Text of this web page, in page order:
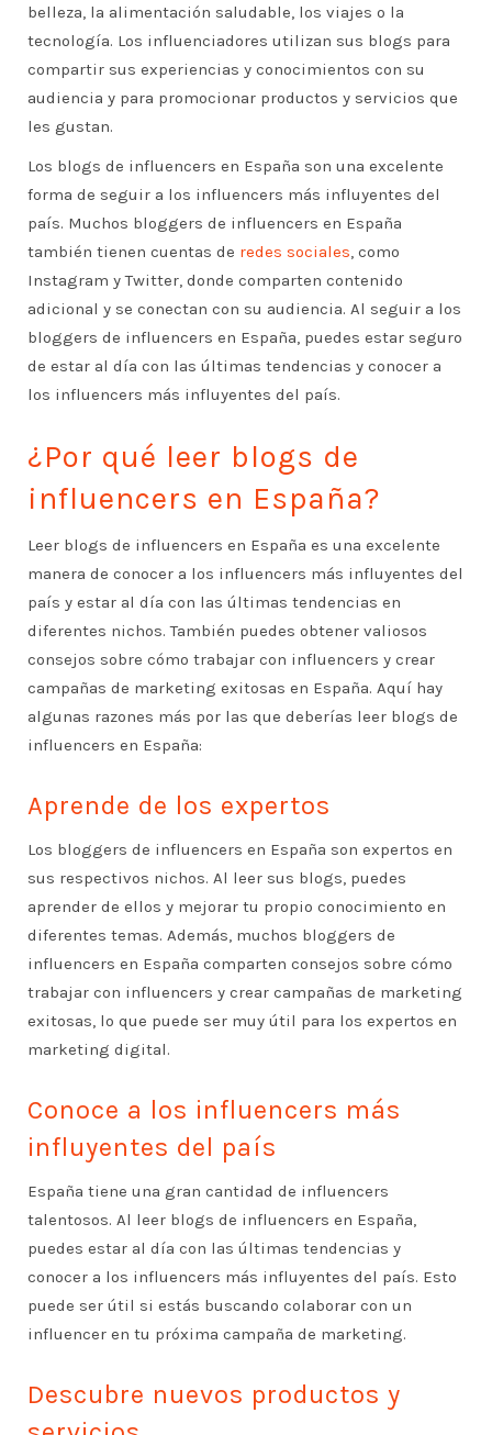
belleza, la alimentación saludable, los viajes o la
tecnología. Los influenciadores utilizan sus blogs para
compartir sus experiencias y conocimientos con su
audiencia y para promocionar productos y servicios que
les gustan.
Los blogs de influencers en España son una excelente
forma de seguir a los influencers más influyentes del
país. Muchos bloggers de influencers en España
también tienen cuentas de redes sociales, como
Instagram y Twitter, donde comparten contenido
adicional y se conectan con su audiencia. Al seguir a los
bloggers de influencers en España, puedes estar seguro
de estar al día con las últimas tendencias y conocer a
los influencers más influyentes del país.
¿Por qué leer blogs de
influencers en España?
Leer blogs de influencers en España es una excelente
manera de conocer a los influencers más influyentes del
país y estar al día con las últimas tendencias en
diferentes nichos. También puedes obtener valiosos
consejos sobre cómo trabajar con influencers y crear
campañas de marketing exitosas en España. Aquí hay
algunas razones más por las que deberías leer blogs de
influencers en España:
Aprende de los expertos
Los bloggers de influencers en España son expertos en
sus respectivos nichos. Al leer sus blogs, puedes
aprender de ellos y mejorar tu propio conocimiento en
diferentes temas. Además, muchos bloggers de
influencers en España comparten consejos sobre cómo
trabajar con influencers y crear campañas de marketing
exitosas, lo que puede ser muy útil para los expertos en
marketing digital.
Conoce a los influencers más
influyentes del país
España tiene una gran cantidad de influencers
talentosos. Al leer blogs de influencers en España,
puedes estar al día con las últimas tendencias y
conocer a los influencers más influyentes del país. Esto
puede ser útil si estás buscando colaborar con un
influencer en tu próxima campaña de marketing.
Descubre nuevos productos y